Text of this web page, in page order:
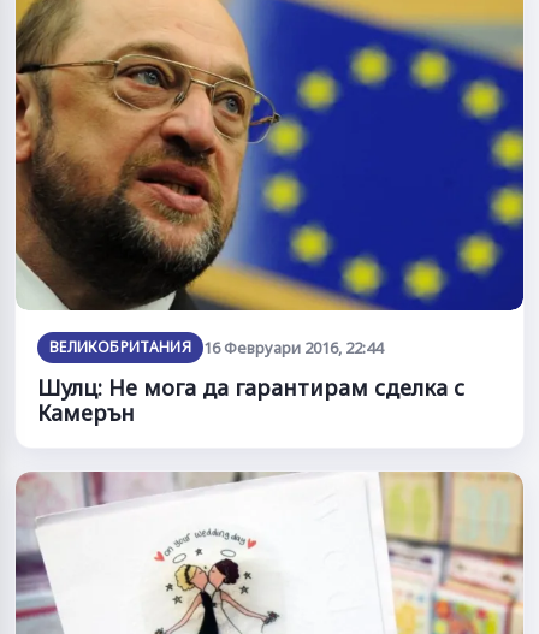
ВЕЛИКОБРИТАНИЯ 16 Февруари 2016, 22:44
Шулц: Не мога да гарантирам сделка с
Камерън